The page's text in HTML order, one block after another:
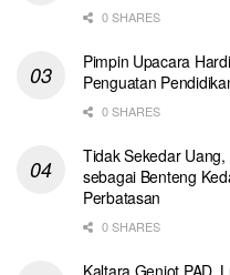
0 SHARES
Pimpin Upacara
Penguatan
0 SHARES
Tidak Sekedar
sebagai Benteng
Perbatasan
0 SHARES
Kaltara Genjot PAD,